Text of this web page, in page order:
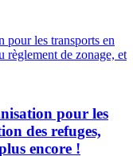
pour les
des refuges,
encore !